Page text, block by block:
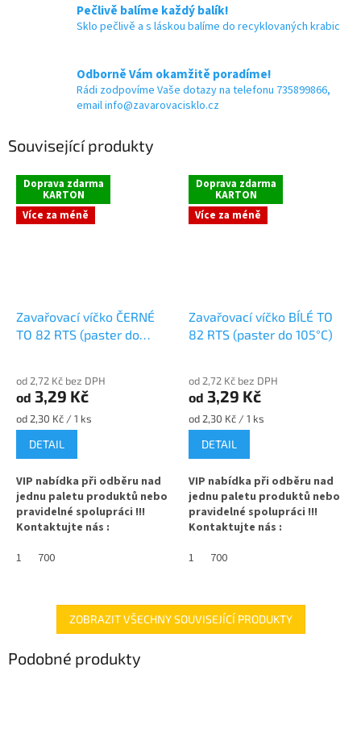
Pečlivě balíme každý balík!
Sklo pečlivě a s láskou balíme do recyklovaných krabic
Odborně Vám okamžitě poradíme!
Rádi zodpovíme Vaše dotazy na telefonu 735899866,
email info@zavarovacisklo.cz
Související produkty
Doprava zdarma
KARTON
Více za méně
Zavařovací víčko ČERNÉ
TO 82 RTS (paster do
od 2,72 Kč bez DPH
od 3,29 Kč
Měrná
cena:
od 2,30 Kč / 1 ks
DETAIL
VIP nabídka při odběru nad
jednu paletu produktů nebo
pravidelné spolupráci !!!
Kontaktujte nás :
✅ Šroubovací víčko pro snadné
otevření sklenice
✅ Různé varianty víček TO 82
1 700
Doprava zdarma
KARTON
Více za méně
Zavařovací víčko BÍLÉ TO
82 RTS (paster do 105°C)
od 2,72 Kč bez DPH
od 3,29 Kč
Měrná
cena:
od 2,30 Kč / 1 ks
DETAIL
VIP nabídka při odběru nad
jednu paletu produktů nebo
pravidelné spolupráci !!!
Kontaktujte nás :
✅ Šroubovací víčko pro snadné
otevření sklenice
1 700
ZOBRAZIT VŠECHNY SOUVISEJÍCÍ PRODUKTY
Podobné produkty